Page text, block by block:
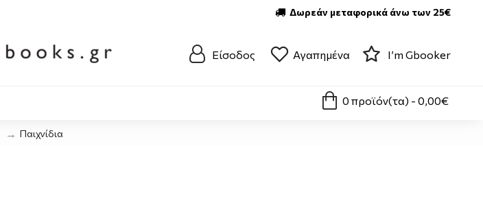
Δωρεάν μεταφορικά άνω των 25€
Είσοδος Αγαπημένα I’m Gbooker
0 προϊόν(τα) - 0,00€
Παιχνίδια